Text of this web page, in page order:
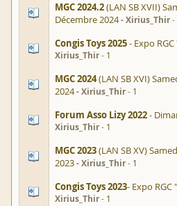
MGC 2024.2(LAN SB XVII)
Décembre 2024 Xirius_Thir
Congis Toys 2025- Expo
Xirius_Thir 1
MGC 2024(LAN SB XVI)
2024 Xirius_Thir 1
Forum Asso Lizy 2022-
Xirius_Thir 1
MGC 2023(LAN SB XV)
2023 Xirius_Thir 1
Congis Toys 2023- Expo
Xirius_Thir 1